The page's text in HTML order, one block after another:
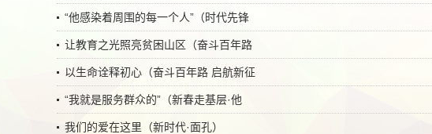
“他感染着周围的每一个人”（时代先锋
让教育之光照亮贫困山区（奋斗百年路
以生命诠释初心（奋斗百年路 启航新征
“我就是服务群众的”（新春走基层·他
我们的爱在这里（新时代·面孔）